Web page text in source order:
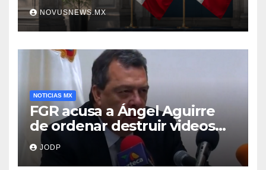
NOVUSNEWS.MX
NOTICIAS MX
FGR acusa a Ángel Aguirre
de ordenar destruir videos
clave del caso Ayotzinapa
JODP